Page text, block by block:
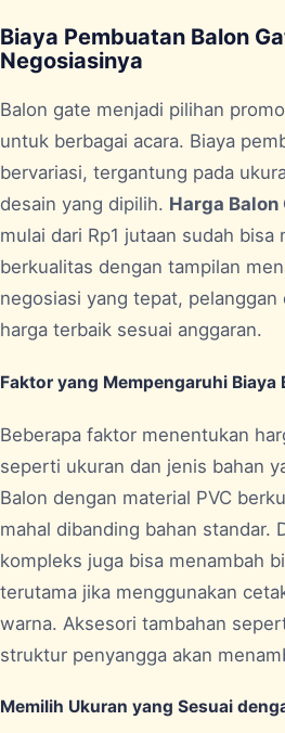
Biaya Pembuatan Balon
Negosiasinya
Balon gate menjadi pilihan
untuk berbagai acara. Biaya
bervariasi, tergantung pada
desain yang dipilih. Harga Balon
mulai dari Rp1 jutaan sudah bisa
berkualitas dengan tampilan
negosiasi yang tepat,
harga terbaik sesuai anggaran.
Faktor yang Mempengaruhi Biaya
Beberapa faktor menentukan
seperti ukuran dan jenis bahan
Balon dengan material PVC
mahal dibanding bahan standar.
kompleks juga bisa menambah
terutama jika menggunakan
warna. Aksesori tambahan
struktur penyangga akan
Memilih Ukuran yang Sesuai